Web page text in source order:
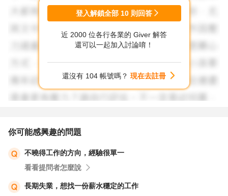
登入解鎖全部 10 則回答
近 2000 位各行各業的 Giver 解答
還可以一起加入討論唷！
還沒有 104 帳號嗎？ 現在去註冊
你可能感興趣的問題
不曉得工作的方向，經驗很單一
看看提問者怎麼說
長期失業，想找一份薪水穩定的工作